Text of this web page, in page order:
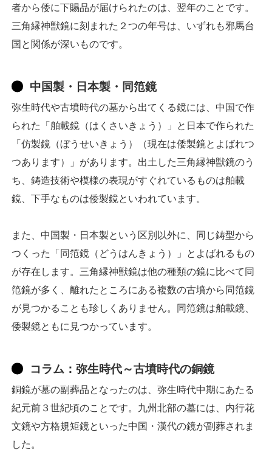
者から倭に下賜品が届けられたのは、翌年のことです。
三角縁神獣鏡に刻まれた２つの年号は、いずれも邪馬台
国と関係が深いものです。
中国製・日本製・同笵鏡
弥生時代や古墳時代の墓から出てくる鏡には、中国で作
られた「舶載鏡（はくさいきょう）」と日本で作られた
「仿製鏡（ぼうせいきょう）（現在は倭製鏡とよばれつ
つあります）」があります。出土した三角縁神獣鏡のう
ち、鋳造技術や模様の表現がすぐれているものは舶載
鏡、下手なものは倭製鏡といわれています。
また、中国製・日本製という区別以外に、同じ鋳型から
つくった「同笵鏡（どうはんきょう）」とよばれるもの
が存在します。三角縁神獣鏡は他の種類の鏡に比べて同
笵鏡が多く、離れたところにある複数の古墳から同笵鏡
が見つかることも珍しくありません。同笵鏡は舶載鏡、
倭製鏡ともに見つかっています。
コラム：弥生時代～古墳時代の銅鏡
銅鏡が墓の副葬品となったのは、弥生時代中期にあたる
紀元前３世紀頃のことです。九州北部の墓には、内行花
文鏡や方格規矩鏡といった中国・漢代の鏡が副葬されま
した。